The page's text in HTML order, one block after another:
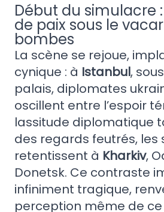
Début du simulacre
de paix sous le
bombes
La scène se rejoue,
cynique : à Istanbul,
palais, diplomates
oscillent entre l’espoir
lassitude diplomatique
des regards feutrés, les
retentissent à Kharkiv,
Donetsk. Ce contraste
infiniment tragique,
perception même de ce